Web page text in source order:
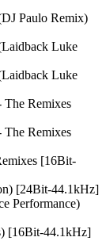
Paulo Remix)
Luke
Luke
Remixes
Remixes
[16Bit-
[24Bit-44.1kHz]
Performance)
[16Bit-44.1kHz]